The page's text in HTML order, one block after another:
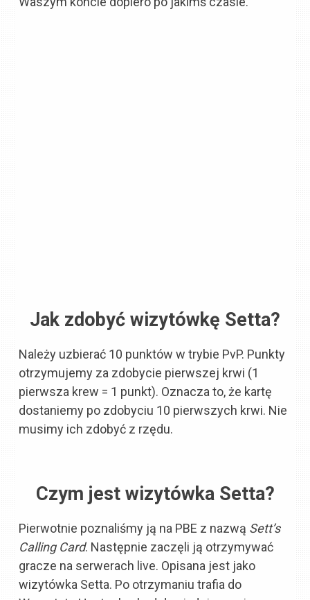
Jak zdobyć wizytówkę Setta?
Należy uzbierać 10 punktów w trybie PvP. Punkty
otrzymujemy za zdobycie pierwszej krwi (1
pierwsza krew = 1 punkt). Oznacza to, że kartę
dostaniemy po zdobyciu 10 pierwszych krwi. Nie
musimy ich zdobyć z rzędu.
Czym jest wizytówka Setta?
Pierwotnie poznaliśmy ją na PBE z nazwą Sett’s
Calling Card. Następnie zaczęli ją otrzymywać
gracze na serwerach live. Opisana jest jako
wizytówka Setta. Po otrzymaniu trafia do